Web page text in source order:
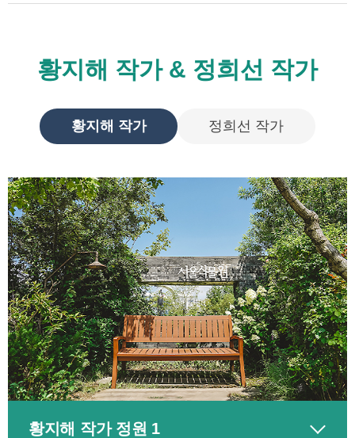
황지해 작가 & 정희선 작가
황지해 작가 정희선 작가
황
지
해
작
가
황지해 작가 정원 1